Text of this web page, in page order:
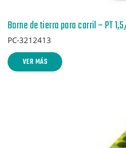
PC-3212413
VER MÁS